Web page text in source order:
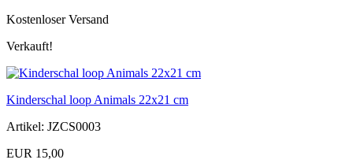
Kostenloser Versand
Verkauft!
Kinderschal loop Animals 22x21 cm
Artikel: JZCS0003
EUR 15,00